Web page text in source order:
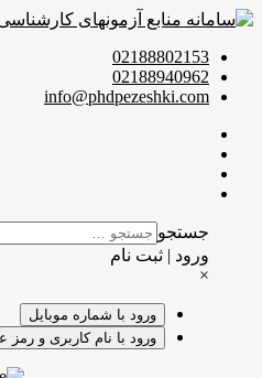
02188802153
02188940962
info@phdpezeshki.com
جستجو
ورود | ثبت نام
×
ورود با شماره موبایل
ورود با نام کاربری و رمز